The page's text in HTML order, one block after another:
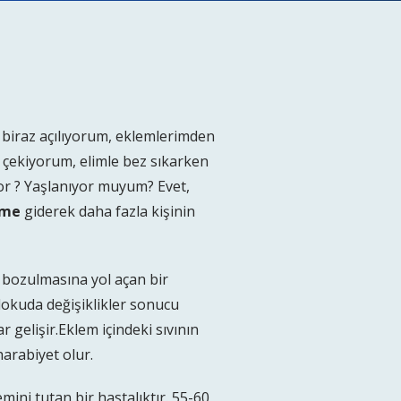
açılıyorum, eklemlerimden
elimle bez sıkarken
Yaşlanıyor muyum? Evet,
giderek daha fazla kişinin
bozulmasına yol açan bir
değişiklikler sonucu
gelişir.Eklem içindeki sıvının
olur.